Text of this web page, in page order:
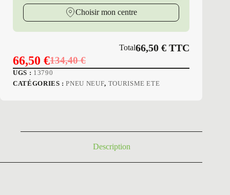
Choisir mon centre
Total66,50€ TTC
134,40€
Le
prix
66,50 €Le
prix
UGS : 13790
CATÉGORIES :PNEU NEUF, TOURISME ETE
Description